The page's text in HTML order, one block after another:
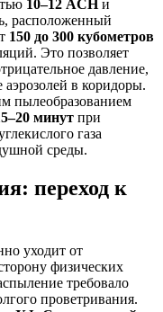
10–12 ACHи
расположенный
150 до 300 кубометров
Это позволяет
давление,
аэрозолей в коридоры.
пылеобразованием
минут при
газа
среды.
переход к
уходит от
физических
требовало
проветривания.